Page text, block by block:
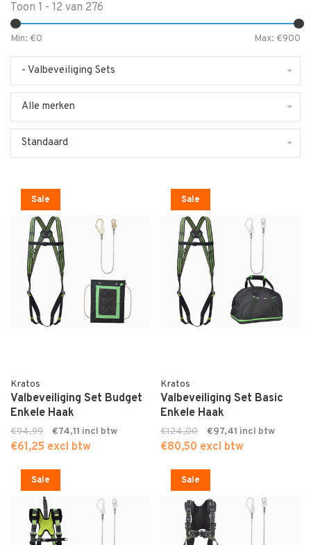
Toon 1 - 12 van 276
Min: €0 Max: €900
- Valbeveiliging Sets
Alle merken
Standaard
Sale
Kratos
Valbeveiliging Set Budget
Enkele Haak
€94,99 €74,11
€61,25 excl btw
Sale
Kratos
Valbeveiliging Set Basic
Enkele Haak
€124,00 €97,41
€80,50 excl btw
Sale Sale